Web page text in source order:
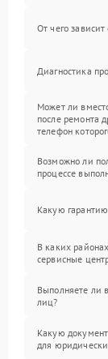
От чего
Диагностика
Может ли
после ремонта
телефон
Возможно ли
процессе
Какую
В каких
сервисные
Выполняете ли
лиц?
Какую
для